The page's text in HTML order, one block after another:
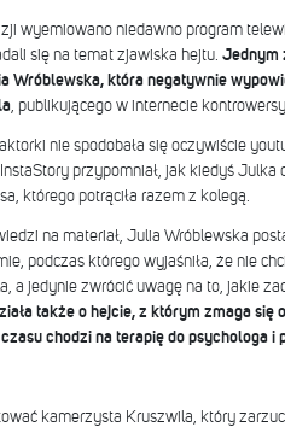
wyemiowano niedawno program
się na temat zjawiska hejtu. Jednym
Wróblewska, która negatywnie
, publikującego w internecie
nie spodobała się oczywiście
przypomniał, jak kiedyś Julka
którego potrąciła razem z kolegą.
na materiał, Julia Wróblewska
podczas którego wyjaśniła, że nie
a jedynie zwrócić uwagę na to, jakie
także o hejcie, z którym zmaga się
chodzi na terapię do psychologa i
kamerzysta Kruszwila, który